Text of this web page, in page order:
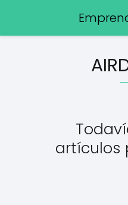
artículos